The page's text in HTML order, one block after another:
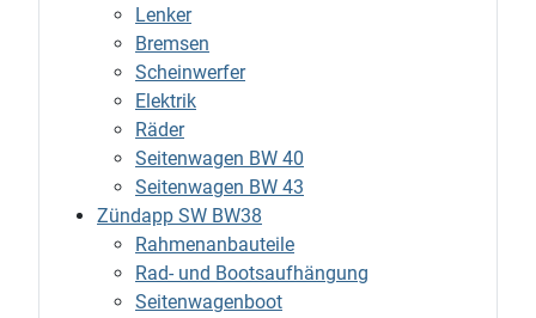
Lenker
Bremsen
Scheinwerfer
Elektrik
Räder
Seitenwagen BW 40
Seitenwagen BW 43
Zündapp SW BW38
Rahmenanbauteile
Rad- und Bootsaufhängung
Seitenwagenboot